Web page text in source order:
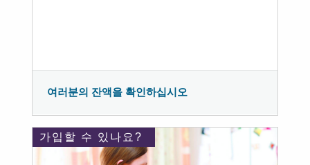
여러분의 잔액을 확인하십시오
가입할 수 있나요?